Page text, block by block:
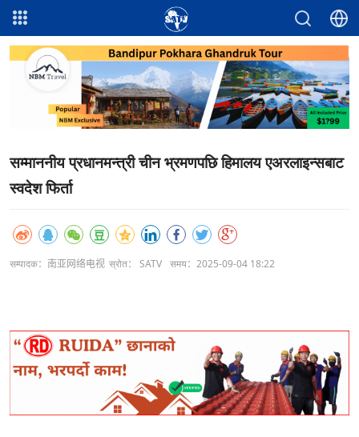
सम्माननीय प्रधानमन्त्री चीन भ्रमणपछि हिमालय एअरलाइन्सबाट
स्वदेश फिर्ता
सम्पादक：南亚网络电视 स्रोत： SATV समय：2025-09-04 18:22